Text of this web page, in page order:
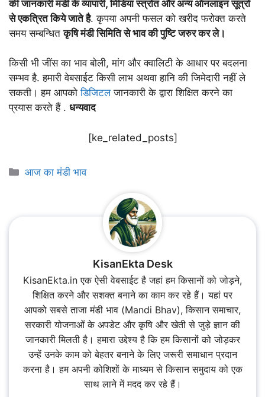
की जानकारी मंडी के व्यापारी, मिडिया स्त्रोत और अन्य ऑनलाइन सूत्रों
से एकत्रित किये जाते है. कृपया अपनी फसल को खरीद फरोक्त करते
समय सम्बन्धितकृषि मंडी सिमिति से भाव की पुष्टि जरुर कर ले।
किसी भी जींस का भाव बोली, मांग और क्वालिटी के आधार पर बदलना
सम्भव है. हमारी वेबसाईट किसी लाभ अथवा हानि की जिमेदारी नहीं ले
सकती। हम आपकोडिजिटलजानकारी के द्वारा शिक्षित करने का
प्रयास करते हैं . धन्यवाद
[ke_related_posts]
Categories
आज का मंडी भाव
KisanEkta Desk
KisanEkta.in एक ऐसी वेबसाईट है जहां हम किसानों को जोड़ने,
शिक्षित करने और सशक्त बनाने का काम कर रहे हैं। यहां पर
आपको सबसे ताजा मंडी भाव (Mandi Bhav), किसान समाचार,
सरकारी योजनाओं के अपडेट और कृषि और खेती से जुड़े ज्ञान की
जानकारी मिलती है। हमारा उद्देश्य है कि हम किसानों को जोड़कर
उन्हें उनके काम को बेहतर बनाने के लिए जरूरी समाधान प्रदान
करना है। हम अपनी कोशिशों के माध्यम से किसान समुदाय को एक
साथ लाने में मदद कर रहे हैं।